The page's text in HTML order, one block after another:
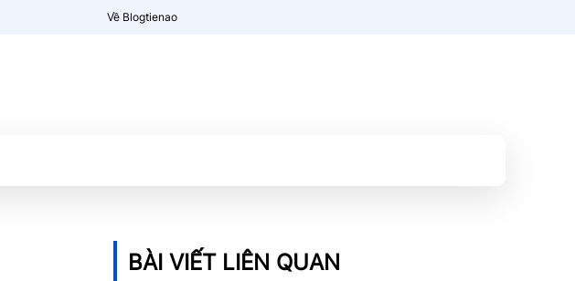
Về Blogtienao
BÀI VIẾT LIÊN QUAN